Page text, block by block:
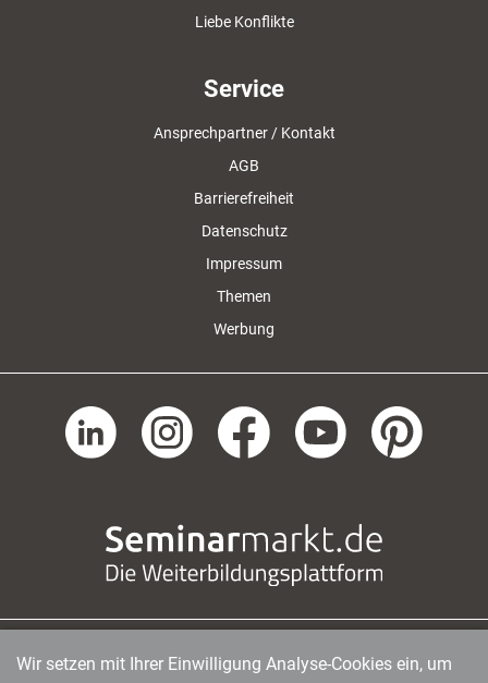
Liebe Konflikte
Service
Ansprechpartner / Kontakt
AGB
Barrierefreiheit
Datenschutz
Impressum
Themen
Werbung
managerSeminare Verlags GmbH | Endenicher Str. 41
|
Wir setzen mit Ihrer Einwilligung Analyse-Cookies ein, um